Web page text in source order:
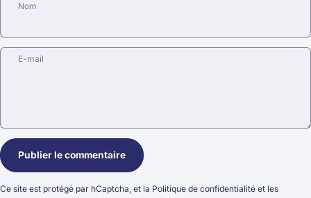
Nom
E-mail
Message
Publier le commentaire
Ce site est protégé par hCaptcha, et la Politique de confidentialité et les